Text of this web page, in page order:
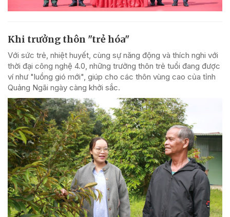
Khi trưởng thôn "trẻ hóa"
Với sức trẻ, nhiệt huyết, cùng sự năng động và thích nghi với
thời đại công nghệ 4.0, những trưởng thôn trẻ tuổi đang được
ví như "luồng gió mới", giúp cho các thôn vùng cao của tỉnh
Quảng Ngãi ngày càng khởi sắc.